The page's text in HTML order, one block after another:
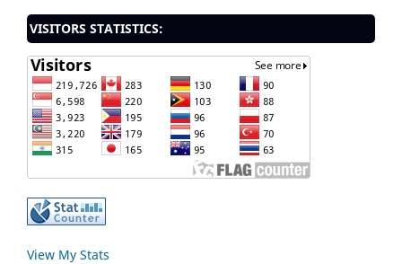
VISITORS STATISTICS:
View My Stats